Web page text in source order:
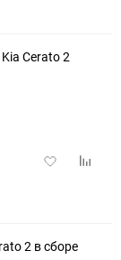
Cerato 2
Добавить
2 в сборе